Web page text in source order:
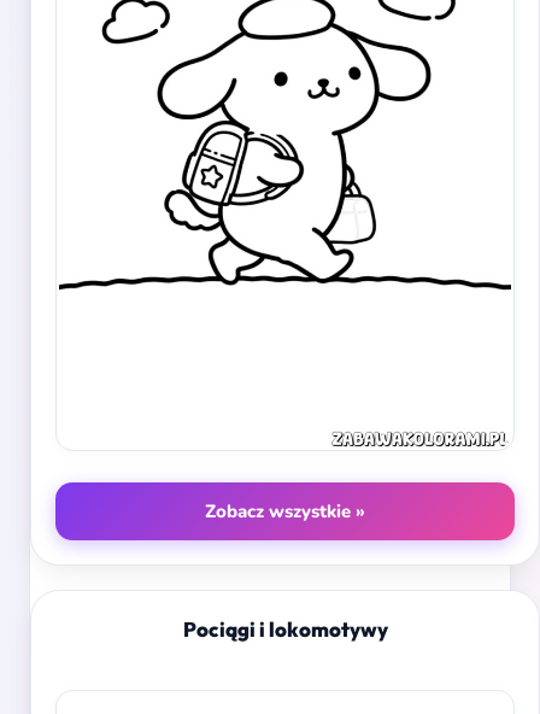
Zobacz wszystkie »
Pociągi i lokomotywy